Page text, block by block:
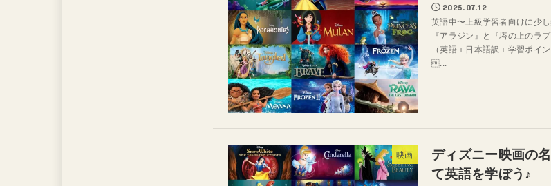
2025.07.12
英語中〜上級学習者向けに少
『アラジン』と『塔の上のラ
（英語＋日本語訳＋学習ポイ
...
映画
ディズニー映画の
て英語を学ぼう♪